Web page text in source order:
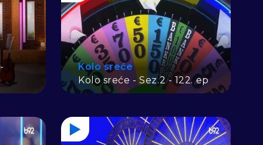
Kolo sreće
Kolo sreće - Sez.2 - 122. ep